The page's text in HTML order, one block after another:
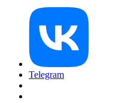
Telegram